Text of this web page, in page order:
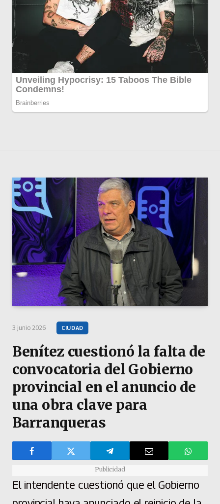
3 junio 2026 CIUDAD
Benítez cuestionó la falta de
convocatoria del Gobierno
provincial en el anuncio de
una obra clave para
Barranqueras
Publicidad
El intendente cuestionó que el Gobierno